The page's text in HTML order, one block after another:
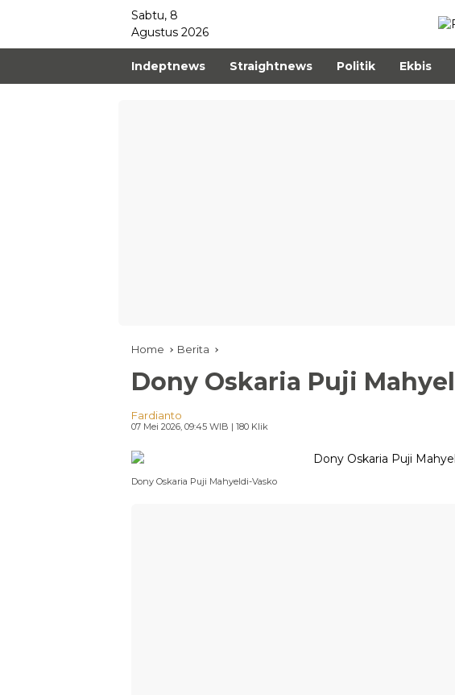
Sabtu, 8
Agustus 2026
Indeptnews Straightnews Politik Ekbis
Home Berita
Dony Oskaria Puji
Fardianto
07 Mei 2026, 09:45 WIB | 180 Klik
Dony Oskaria Puji Mahyeldi-Vasko